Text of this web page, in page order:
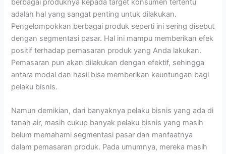
berbagai produknya kepada target konsumen tertentu
adalah hal yang sangat penting untuk dilakukan.
Pengelompokkan berbagai produk seperti ini sering disebut
dengan segmentasi pasar. Hal ini mampu memberikan efek
positif terhadap pemasaran produk yang Anda lakukan.
Pemasaran pun akan dilakukan dengan efektif, sehingga
antara modal dan hasil bisa memberikan keuntungan bagi
pelaku bisnis.
Namun demikian, dari banyaknya pelaku bisnis yang ada di
tanah air, masih cukup banyak pelaku bisnis yang masih
belum memahami segmentasi pasar dan manfaatnya
dalam pemasaran produk. Pada umumnya, mereka masih